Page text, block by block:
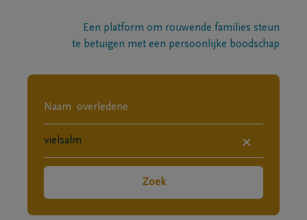
Een platform om rouwende families steun
te betuigen met een persoonlijke boodschap
×
Zoek